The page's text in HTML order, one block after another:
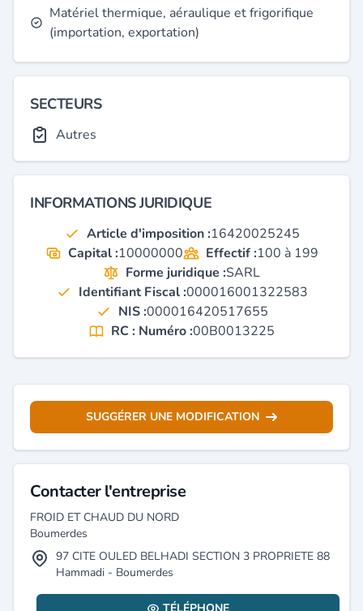
Matériel thermique, aéraulique et frigorifique
(importation, exportation)
SECTEURS
Autres
INFORMATIONS JURIDIQUE
Article d'imposition :16420025245
Capital :10000000 Effectif :100 à 199
Forme juridique :SARL
Identifiant Fiscal :000016001322583
NIS :000016420517655
RC : Numéro :00B0013225
SUGGÉRER UNE MODIFICATION
Contacter l'entreprise
FROID ET CHAUD DU NORD
Boumerdes
97 CITE OULED BELHADI SECTION 3 PROPRIETE 88
Hammadi - Boumerdes